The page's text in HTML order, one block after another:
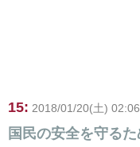
15: 2018/01/20(土)
国民の安全を守る